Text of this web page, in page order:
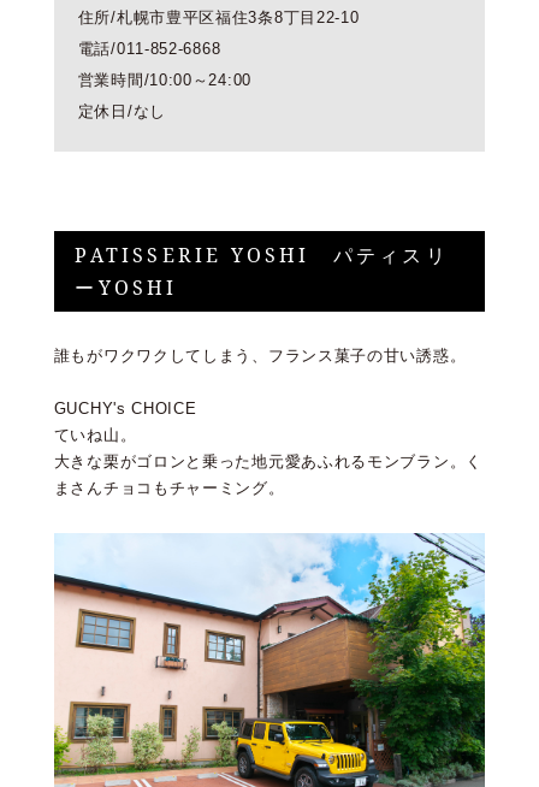
住所/札幌市豊平区福住3条8丁目22-10
電話/011-852-6868
営業時間/10:00～24:00
定休日/なし
PATISSERIE YOSHI パティスリ
ーYOSHI
誰もがワクワクしてしまう、フランス菓子の甘い誘惑。
GUCHY's CHOICE
ていね山。
大きな栗がゴロンと乗った地元愛あふれるモンブラン。く
まさんチョコもチャーミング。